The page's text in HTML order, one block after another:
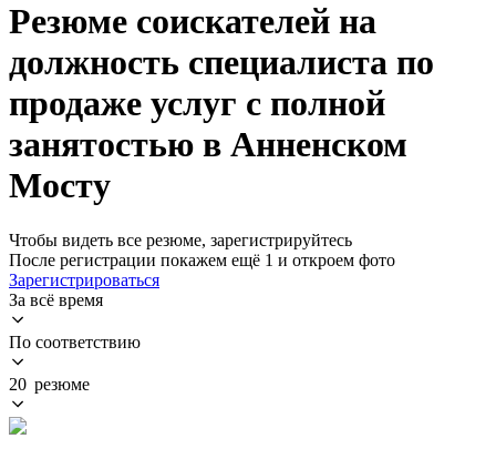
Резюме соискателей на
должность специалиста по
продаже услуг с полной
занятостью в Анненском
Мосту
Чтобы видеть все резюме, зарегистрируйтесь
После регистрации покажем ещё 1 и откроем фото
Зарегистрироваться
За всё время
По соответствию
20 резюме